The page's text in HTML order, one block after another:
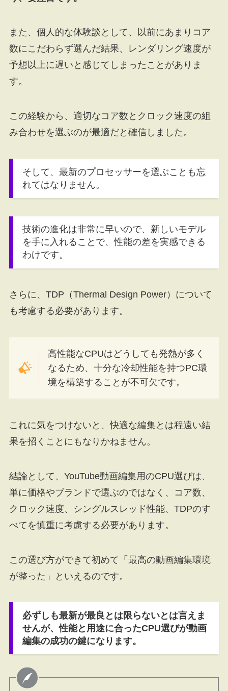
また、個人的な体験談として、以前にあまりコア
数にこだわらず選んだ結果、レンダリング速度が
予想以上に遅いと感じてしまったことがありま
す。
この経験から、適切なコア数とクロック速度の組
み合わせを選ぶのが最適だと確信しました。
そして、最新のプロセッサーを選ぶことも忘
れてはなりません。
技術の進化は非常に早いので、新しいモデル
を手に入れることで、性能の差を実感できる
わけです。
さらに、TDP（Thermal Design Power）について
も考慮する必要があります。
高性能なCPUはどうしても発熱が多く
なるため、十分な冷却性能を持つPC環
境を構築することが不可欠です。
これに気をつけないと、快適な編集とは程遠い結
果を招くことにもなりかねません。
結論として、YouTube動画編集用のCPU選びは、
単に価格やブランドで選ぶのではなく、コア数、
クロック速度、シングルスレッド性能、TDPのす
べてを慎重に考慮する必要があります。
この選び方ができて初めて「最高の動画編集環境
が整った」といえるのです。
必ずしも最新が最良とは限らないとは言えま
せんが、性能と用途に合ったCPU選びが動画
編集の成功の鍵になります。